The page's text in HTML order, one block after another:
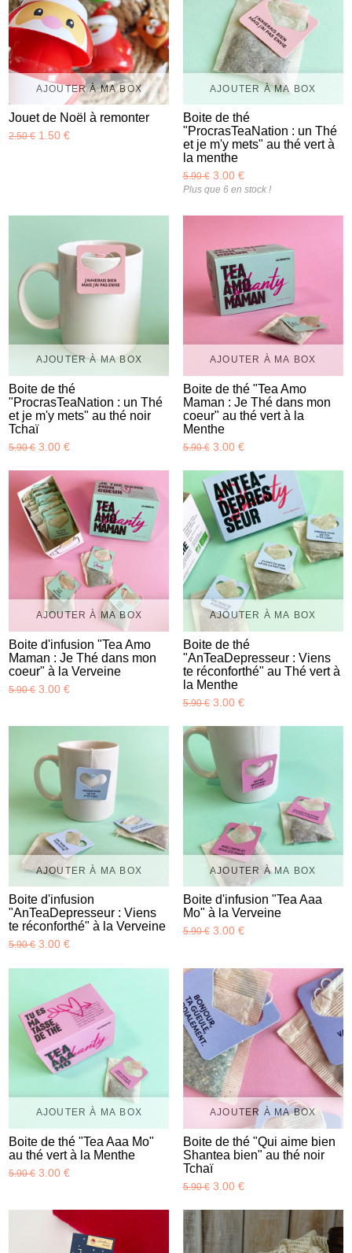
AJOUTER À MA BOX
Jouet de Noël à remonter
2.50 €1.50 €
AJOUTER À MA BOX
Boite de thé
"ProcrasTeaNation : un Thé
et je m'y mets" au thé vert à
la menthe
5.90 €3.00 €
Plus que 6 en stock !
AJOUTER À MA BOX
Boite de thé
"ProcrasTeaNation : un Thé
et je m'y mets" au thé noir
Tchaï
5.90 €3.00 €
AJOUTER À MA BOX
Boite de thé "Tea Amo
Maman : Je Thé dans mon
coeur" au thé vert à la
Menthe
5.90 €3.00 €
AJOUTER À MA BOX
Boite d'infusion "Tea Amo
Maman : Je Thé dans mon
coeur" à la Verveine
5.90 €3.00 €
AJOUTER À MA BOX
Boite de thé
"AnTeaDepresseur : Viens
te réconforthé" au Thé vert à
la Menthe
5.90 €3.00 €
AJOUTER À MA BOX
Boite d'infusion
"AnTeaDepresseur : Viens
te réconforthé" à la Verveine
5.90 €3.00 €
AJOUTER À MA BOX
Boite d'infusion "Tea Aaa
Mo" à la Verveine
5.90 €3.00 €
AJOUTER À MA BOX
Boite de thé "Tea Aaa Mo"
au thé vert à la Menthe
5.90 €3.00 €
AJOUTER À MA BOX
Boite de thé "Qui aime bien
Shantea bien" au thé noir
Tchaï
5.90 €3.00 €